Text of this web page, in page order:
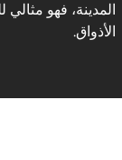
المدينة، فهو
الأذواق.